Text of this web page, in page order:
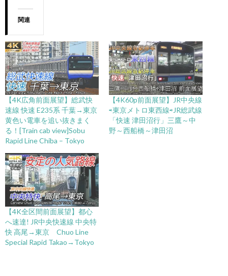
関連
【4K広角前面展望】総武快
速線 快速 E235系 千葉→東京
黄色い電車を追い抜きまく
る！[Train cab view]Sobu
Rapid Line Chiba – Tokyo
【4K60p前面展望】JR中央線
⇨東京メトロ東西線⇨JR総武線
「快速 津田沼行」三鷹～中
野～西船橋～津田沼
【4K全区間前面展望】都心
へ速達! JR中央快速線 中央特
快 高尾→東京 Chuo Line
Special Rapid Takao→Tokyo